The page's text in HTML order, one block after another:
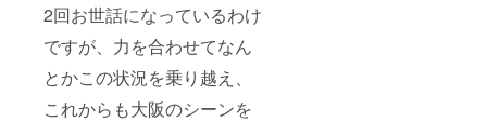
2回お世話になっているわけ
ですが、力を合わせてなん
とかこの状況を乗り越え、
これからも大阪のシーンを